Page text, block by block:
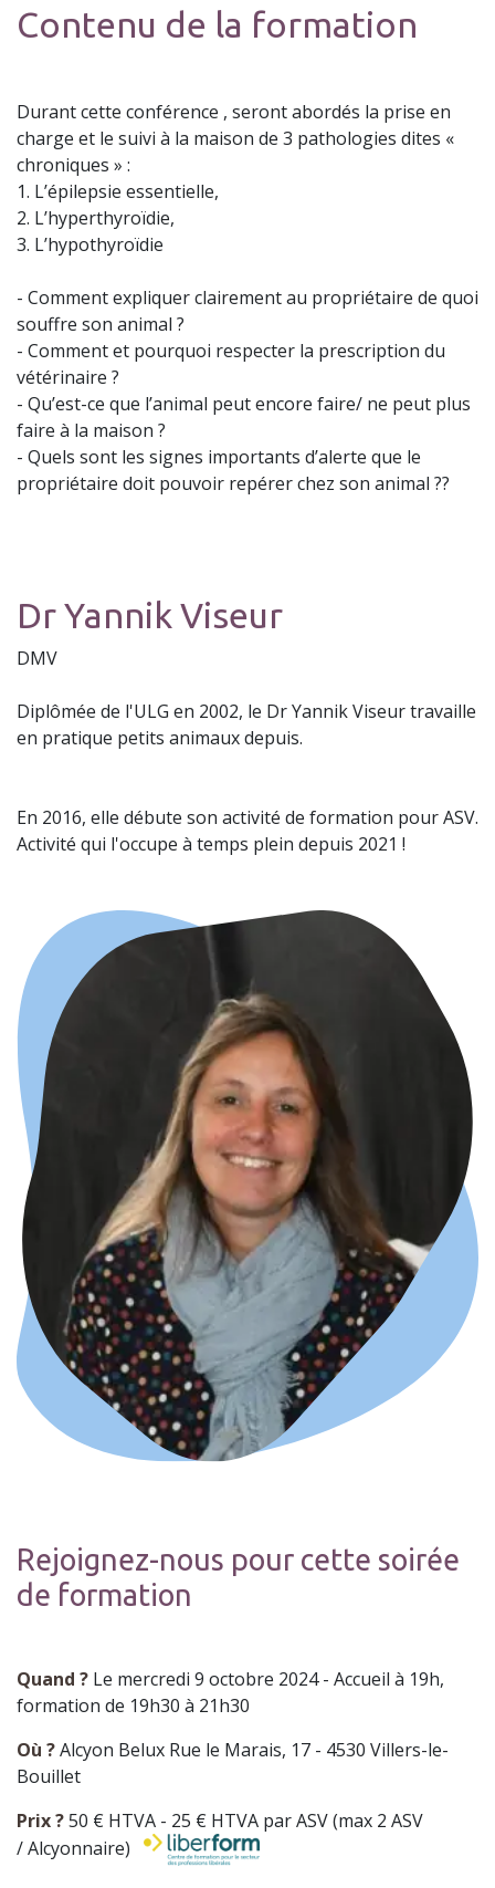
Contenu de la formation
Durant cette conférence , seront abordés la prise en
charge et le suivi à la maison de 3 pathologies dites «
chroniques » :
1. L’épilepsie essentielle,
2. L’hyperthyroïdie,
3. L’hypothyroïdie
- Comment expliquer clairement au propriétaire de quoi
souffre son animal ?
- Comment et pourquoi respecter la prescription du
vétérinaire ?
- Qu’est-ce que l’animal peut encore faire/ ne peut plus
faire à la maison ?
- Quels sont les signes importants d’alerte que le
propriétaire doit pouvoir repérer chez son animal ??
Dr Yannik Viseur
DMV
​Diplômée de l'ULG en 2002, le Dr Yannik Viseur travaille
en pratique petits animaux depuis.
En 2016, elle débute son activité de formation pour ASV.
Activité qui l'occupe à temps plein depuis 2021 !
Rejoignez-nous pour cette soirée
de formation
Quand ? Le mercredi 9 octobre 2024 - Accueil à 19h,
formation de 19h30 à 21h30
Où ?Alcyon Belux Rue le Marais, 17 - 4530 Villers-le-
Bouillet
Prix ?50 € HTVA - 25 € HTVA par ASV (max 2 ASV
/ Alcyonnaire)